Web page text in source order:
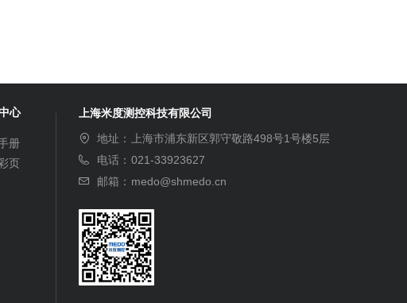
册
页
心
地址：
上海市浦东新区郭守敬路498号1号楼5层
电话： 021-33923627
邮箱： medo@shmedo.cn
上海米度测控科技有限公司